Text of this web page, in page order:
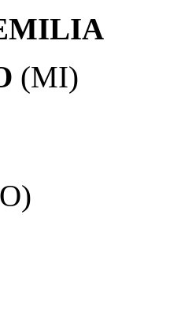
(MI)